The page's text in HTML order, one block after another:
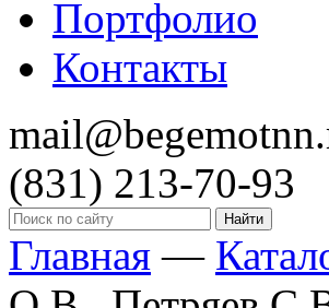
Портфолио
Контакты
(831) 213-70-93
Главная —